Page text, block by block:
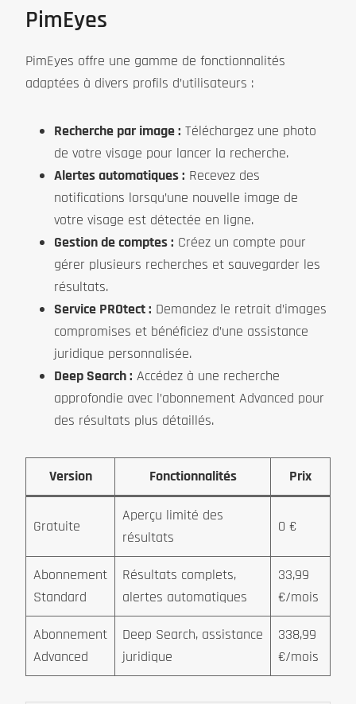
PimEyes
PimEyes offre une gamme de fonctionnalités
adaptées à divers profils d’utilisateurs :
Recherche par image : Téléchargez une photo
de votre visage pour lancer la recherche.
Alertes automatiques : Recevez des
notifications lorsqu’une nouvelle image de
votre visage est détectée en ligne.
Gestion de comptes : Créez un compte pour
gérer plusieurs recherches et sauvegarder les
résultats.
Service PROtect : Demandez le retrait d’images
compromises et bénéficiez d’une assistance
juridique personnalisée.
Deep Search : Accédez à une recherche
approfondie avec l’abonnement Advanced pour
des résultats plus détaillés.
Version Fonctionnalités Prix
Gratuite
Aperçu limité des
résultats
0 €
Abonnement
Standard
Résultats complets,
alertes automatiques
33,99
€/mois
Abonnement
Advanced
Deep Search, assistance
juridique
338,99
€/mois